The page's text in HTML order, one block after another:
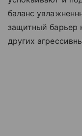
баланс
защитный барьер
других